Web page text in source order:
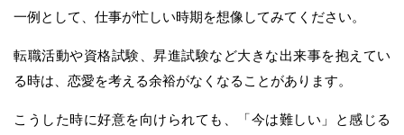
一例として、仕事が忙しい時期を想像してみてください。
転職活動や資格試験、昇進試験など大きな出来事を抱えてい
る時は、恋愛を考える余裕がなくなることがあります。
こうした時に好意を向けられても、「今は難しい」と感じる